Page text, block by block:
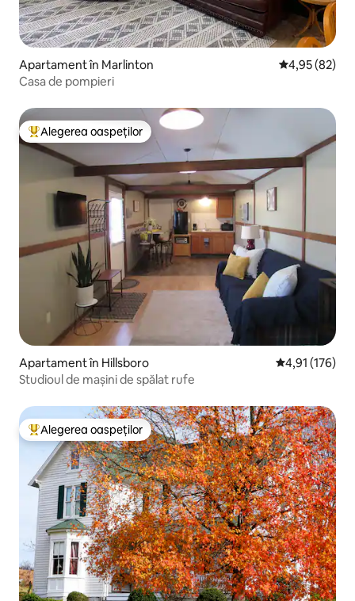
Apartament în Marlinton Scor mediu
4,95 (82)
Casa de pompieri
Locuință din topul categoriei Alegerea oaspeților
Alegerea oaspeților
Apartament în Hillsboro Scor mediu
4,91 (176)
Studioul de mașini de spălat rufe
Locuință din topul categoriei Alegerea oaspeților
Alegerea oaspeților